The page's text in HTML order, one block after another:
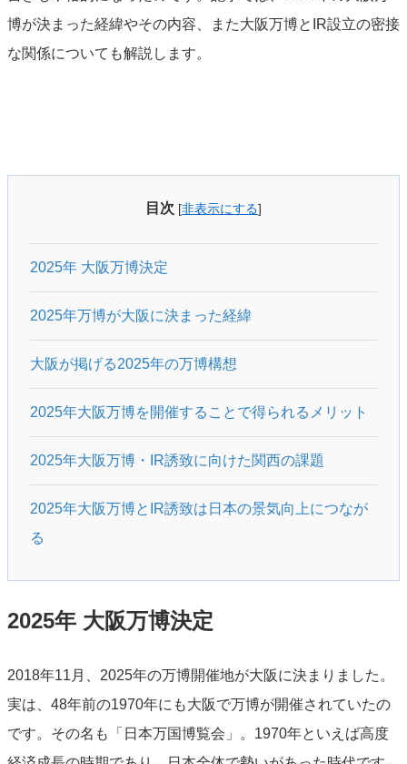
博が決まった経緯やその内容、また大阪万博とIR設立の密接
な関係についても解説します。
目次 [非表示にする]
2025年 大阪万博決定
2025年万博が大阪に決まった経緯
大阪が掲げる2025年の万博構想
2025年大阪万博を開催することで得られるメリット
2025年大阪万博・IR誘致に向けた関西の課題
2025年大阪万博とIR誘致は日本の景気向上につなが
る
2025年 大阪万博決定
2018年11月、2025年の万博開催地が大阪に決まりました。
実は、48年前の1970年にも大阪で万博が開催されていたの
です。その名も「日本万国博覧会」。1970年といえば高度